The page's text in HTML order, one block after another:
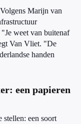
Marijn van
weet van buitenaf
Van Vliet. "De
handen
een papieren
stellen: een soort